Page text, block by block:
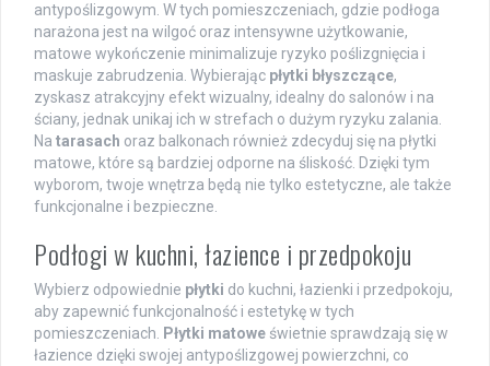
antypoślizgowym. W tych pomieszczeniach, gdzie podłoga
narażona jest na wilgoć oraz intensywne użytkowanie,
matowe wykończenie minimalizuje ryzyko poślizgnięcia i
maskuje zabrudzenia. Wybierając płytki błyszczące,
zyskasz atrakcyjny efekt wizualny, idealny do salonów i na
ściany, jednak unikaj ich w strefach o dużym ryzyku zalania.
Na tarasach oraz balkonach również zdecyduj się na płytki
matowe, które są bardziej odporne na śliskość. Dzięki tym
wyborom, twoje wnętrza będą nie tylko estetyczne, ale także
funkcjonalne i bezpieczne.
Podłogi w kuchni, łazience i przedpokoju
Wybierz odpowiednie płytki do kuchni, łazienki i przedpokoju,
aby zapewnić funkcjonalność i estetykę w tych
pomieszczeniach. Płytki matowe świetnie sprawdzają się w
łazience dzięki swojej antypoślizgowej powierzchni, co